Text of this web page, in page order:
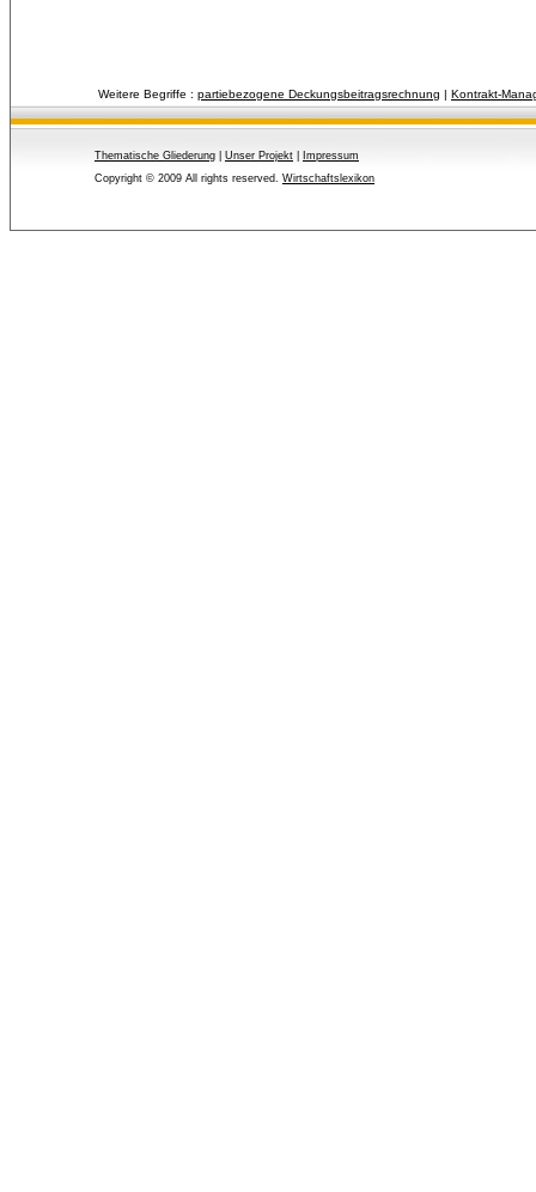
Weitere Begriffe : partiebezogene Deckungsbeitragsrechnung | Kontrakt-
Thematische Gliederung Unser Projekt
Impressum
Copyright © 2009 All rights reserved. Wirtschaftslexikon